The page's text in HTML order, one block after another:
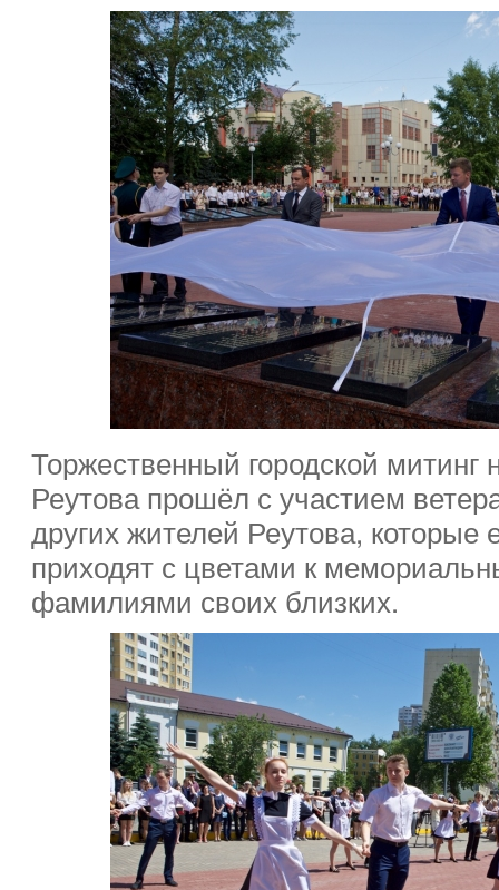
Торжественный городской
Реутова прошёл с участием
других жителей Реутова, которые
приходят с цветами к
фамилиями своих близких.